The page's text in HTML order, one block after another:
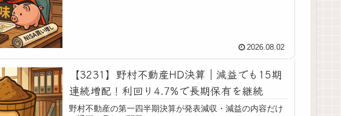
2026.08.02
【3231】野村不動産HD決算｜減益でも15期
連続増配！利回り4.7%で長期保有を継続
野村不動産の第一四半期決算が発表減収・減益の内容だけ